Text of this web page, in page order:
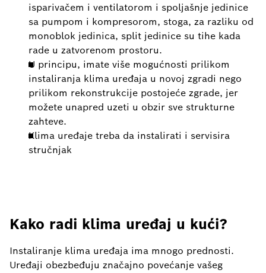
isparivačem i ventilatorom i spoljašnje jedinice
sa pumpom i kompresorom, stoga, za razliku od
monoblok jedinica, split jedinice su tihe kada
rade u zatvorenom prostoru.
U principu, imate više mogućnosti prilikom
instaliranja klima uređaja u novoj zgradi nego
prilikom rekonstrukcije postojeće zgrade, jer
možete unapred uzeti u obzir sve strukturne
zahteve.
Klima uređaje treba da instalirati i servisira
stručnjak
Kako radi klima uređaj u kući?
Instaliranje klima uređaja ima mnogo prednosti.
Uređaji obezbeđuju značajno povećanje vašeg